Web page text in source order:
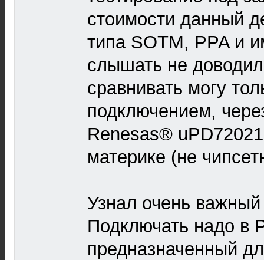
стоимости данный
типа SOTM, PPA и
слышать не
сравнивать могу
подключением,
Renesas®
материке (не
Узнал очень
Подключать надо в
предназначенный